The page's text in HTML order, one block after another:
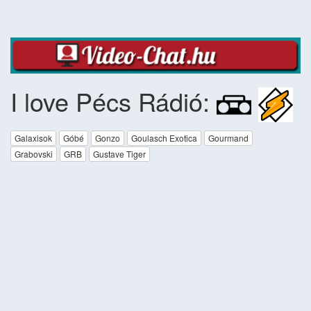
I love Pécs Rádió:
Galaxisok Góbé Gonzo Goulasch Exotica
Gourmand
Grabovski
GRB Gustave Tiger